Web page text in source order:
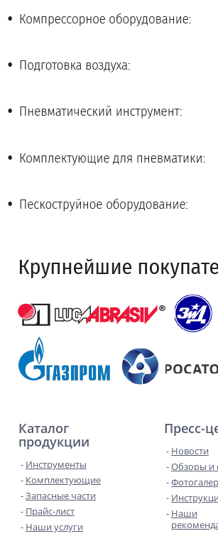
Каталог
продукции
Инструменты
Комплектующие
Запасные части
Прайс-лист
Наши услуги
Пресс-
Новости
Обзоры и
Наши